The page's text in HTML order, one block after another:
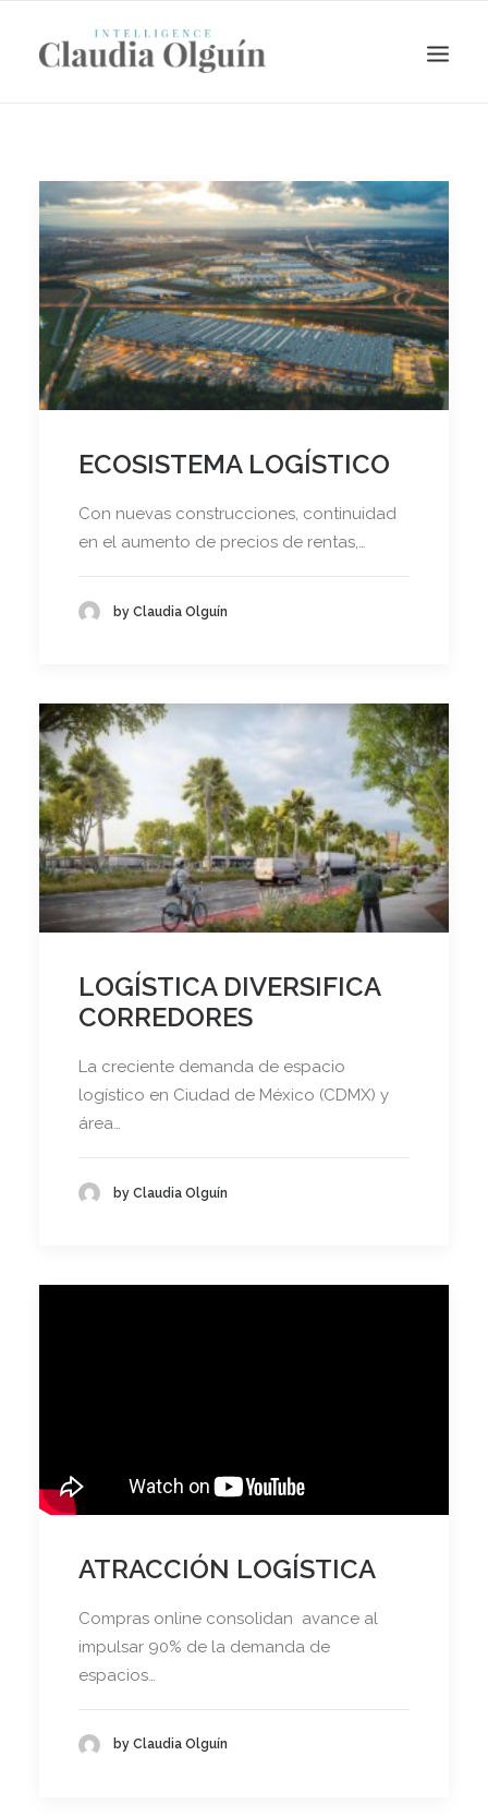
Search
ECOSISTEMA LOGÍSTICO
Con nuevas construcciones, continuidad
en el aumento de precios de rentas,…
by Claudia Olguín
LOGÍSTICA DIVERSIFICA
CORREDORES
La creciente demanda de espacio
logístico en Ciudad de México (CDMX) y
área…
by Claudia Olguín
ATRACCIÓN LOGÍSTICA
Compras online consolidan avance al
impulsar 90% de la demanda de
espacios…
by Claudia Olguín